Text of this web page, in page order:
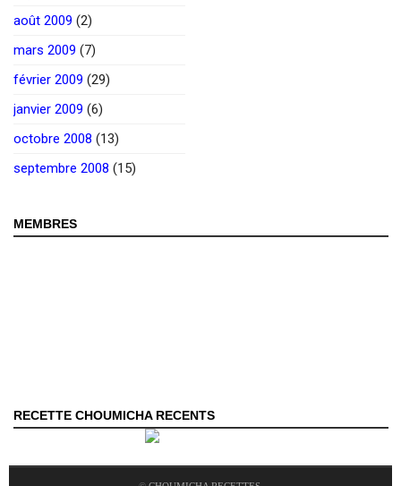
août 2009 (2)
mars 2009 (7)
février 2009 (29)
janvier 2009 (6)
octobre 2008 (13)
septembre 2008 (15)
MEMBRES
RECETTE CHOUMICHA RECENTS